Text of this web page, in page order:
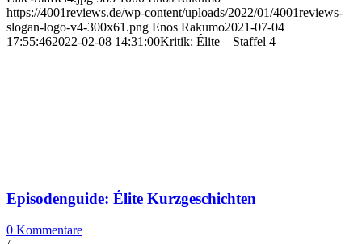
https://4001reviews.de/wp-content/uploads/2022/01/4001reviews-
slogan-logo-v4-300x61.png Enos Rakumo2021-07-04
17:55:462022-02-08 14:31:00Kritik: Élite – Staffel 4
Episodenguide: Élite Kurzgeschichten
0 Kommentare